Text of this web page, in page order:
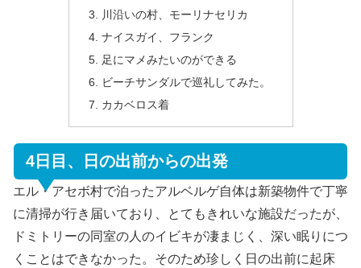
川沿いの村、モーリナセリカ
ナイスガイ、フランク
足にマメみたいのができる
ビーチサンダルで巡礼してみた。
カカベロス着
4日目、日の出前からの出発
エル・アセボ村で泊ったアルベルゲ自体は新築物件で丁寧
に清掃が行き届いており、とてもきれいな施設だったが、
ドミトリーの同室の人のイビキが凄まじく、深い眠りにつ
くことはできなかった。そのため珍しく日の出前に起床